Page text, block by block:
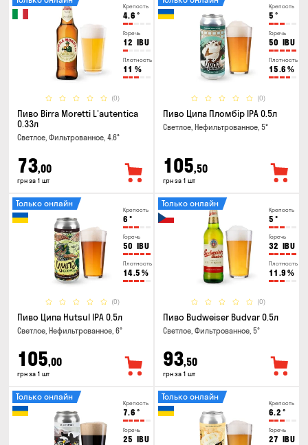
Крепость
4.6 °
Горечь
12 IBU
Плотность
11 %
(0)
Пиво Birra Moretti L'autentica
0.33л
Светлое, Фильтрованное, 4.6°
73,00
грн за 1 шт
Крепость
5 °
Горечь
50 IBU
Плотность
15.6 %
(0)
Пиво Ципа Пломбір IPA 0.5л
Светлое, Нефильтрованное, 5°
105,50
грн за 1 шт
Крепость
6 °
Горечь
50 IBU
Плотность
14.5 %
(0)
Только онлайн
Пиво Ципа Hutsul IPA 0.5л
Светлое, Нефильтрованное, 6°
105,00
грн за 1 шт
Крепость
5 °
Горечь
32 IBU
Плотность
11.9 %
(0)
Только онлайн
Пиво Budweiser Budvar 0.5л
Светлое, Фильтрованное, 5°
93,50
грн за 1 шт
Крепость
7.6 °
Горечь
25 IBU
Только онлайн
Крепость
6.2 °
Горечь
27 IBU
Только онлайн